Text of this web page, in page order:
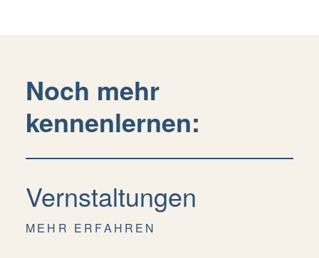
Noch mehr
kennenlernen:
Vernstaltungen
MEHR ERFAHREN